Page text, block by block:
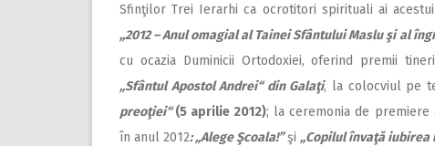
Sfinţilor Trei Ierarhi ca ocrotitori spirituali ai
,,2012 – Anul omagial al Tainei Sfântului Maslu şi al
cu ocazia Duminicii Ortodoxiei, oferind premii
„Sfântul Apostol Andrei“ din Galaţi, la colocviul pe
preoţiei“(5 aprilie 2012); la ceremonia de premiere
în anul 2012: „Alege Şcoala!”şi „Copilul învaţă iubirea